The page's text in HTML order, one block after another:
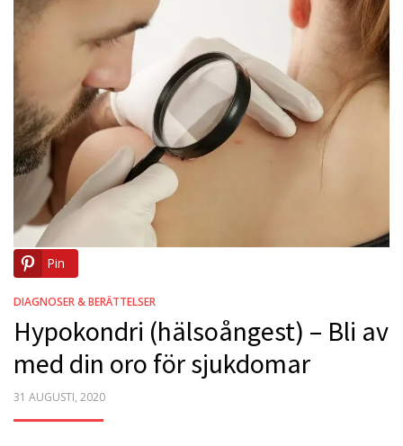
Pin
DIAGNOSER & BERÄTTELSER
Hypokondri (hälsoångest) – Bli av
med din oro för sjukdomar
POSTED
31 AUGUSTI, 2020